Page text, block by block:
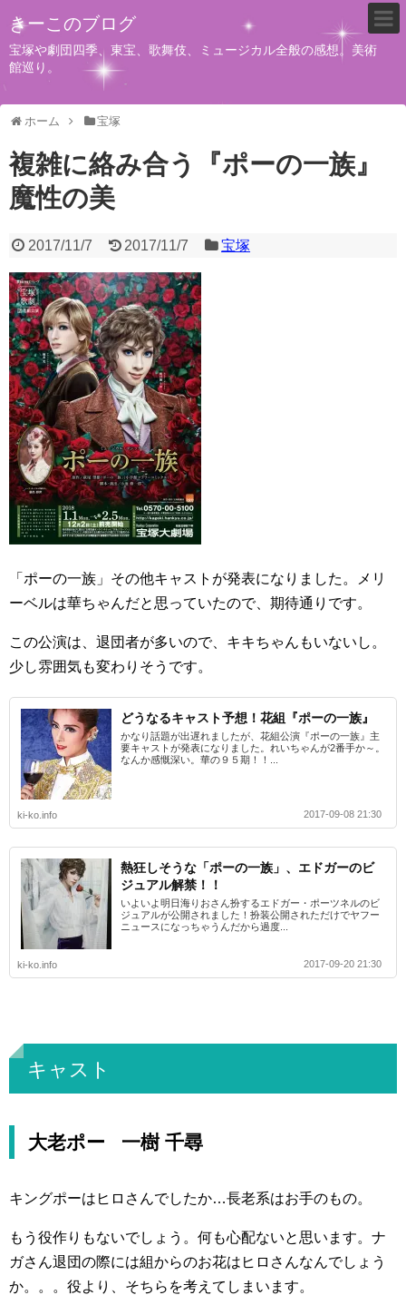
きーこのブログ
宝塚や劇団四季、東宝、歌舞伎、ミュージカル全般の感想。美術
館巡り。
ホーム 宝塚
複雑に絡み合う『ポーの一族』
魔性の美
2017/11/7 2017/11/7 宝塚
「ポーの一族」その他キャストが発表になりました。メリ
ーベルは華ちゃんだと思っていたので、期待通りです。
この公演は、退団者が多いので、キキちゃんもいないし。
少し雰囲気も変わりそうです。
どうなるキャスト予想！花組『ポーの一族』
かなり話題が出遅れましたが、花組公演『ポーの一族』主
要キャストが発表になりました。れいちゃんが2番手か～。
なんか感慨深い。華の９５期！！...
ki-ko.info 2017-09-08 21:30
熱狂しそうな「ポーの一族」、エドガーのビ
ジュアル解禁！！
いよいよ明日海りおさん扮するエドガー・ポーツネルのビ
ジュアルが公開されました！扮装公開されただけでヤフー
ニュースになっちゃうんだから過度...
ki-ko.info 2017-09-20 21:30
キャスト
大老ポー 一樹 千尋
キングポーはヒロさんでしたか…長老系はお手のもの。
もう役作りもないでしょう。何も心配ないと思います。ナ
ガさん退団の際には組からのお花はヒロさんなんでしょう
か。。。役より、そちらを考えてしまいます。